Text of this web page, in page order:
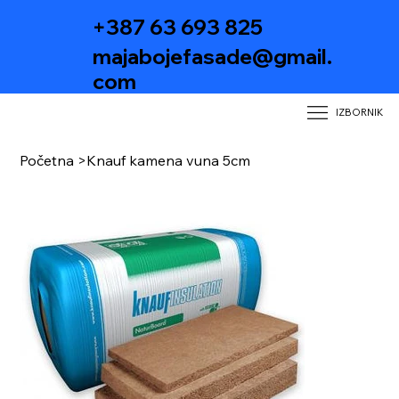
IZBORNIK
+387 63 693 825
majabojefasade@gmail.
com
Početna >Knauf kamena vuna 5cm